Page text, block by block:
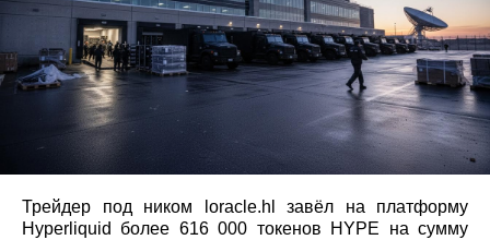
Трейдер под ником loracle.hl завёл на платформу
Hyperliquid более 616 000 токенов HYPE на сумму